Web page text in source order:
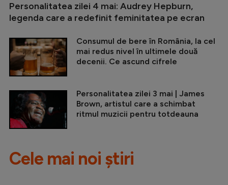
Personalitatea zilei 4 mai: Audrey Hepburn,
legenda care a redefinit feminitatea pe ecran
Consumul de bere în România, la cel
mai redus nivel în ultimele două
decenii. Ce ascund cifrele
Personalitatea zilei 3 mai | James
Brown, artistul care a schimbat
ritmul muzicii pentru totdeauna
Cele mai noi știri